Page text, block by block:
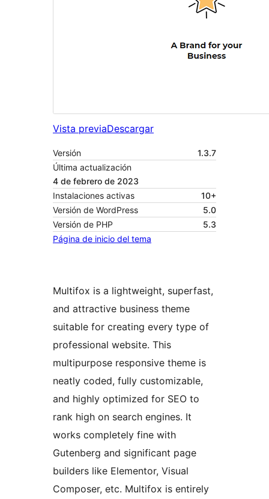
Vista previaDescargar
Versión
1.3.7
Última actualización
4 de febrero de 2023
Instalaciones activas
10+
Versión de WordPress
5.0
Versión de PHP
5.3
Página de inicio del tema
Multifox is a lightweight, superfast,
and attractive business theme
suitable for creating every type of
professional website. This
multipurpose responsive theme is
neatly coded, fully customizable,
and highly optimized for SEO to
rank high on search engines. It
works completely fine with
Gutenberg and significant page
builders like Elementor, Visual
Composer, etc. Multifox is entirely